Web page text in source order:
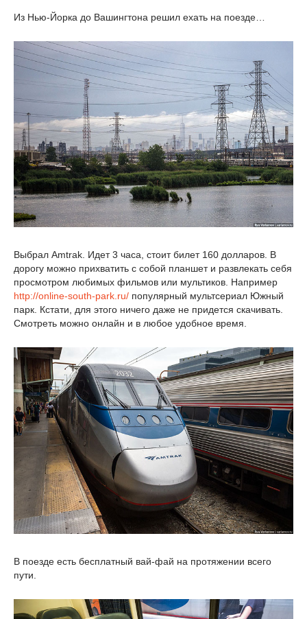
Из Нью-Йорка до Вашингтона решил ехать на поезде…
Выбрал Amtrak. Идет 3 часа, стоит билет 160 долларов. В
дорогу можно прихватить с собой планшет и развлекать себя
просмотром любимых фильмов или мультиков. Например
http://online-south-park.ru/ популярный мультсериал Южный
парк. Кстати, для этого ничего даже не придется скачивать.
Смотреть можно онлайн и в любое удобное время.
В поезде есть бесплатный вай-фай на протяжении всего
пути.